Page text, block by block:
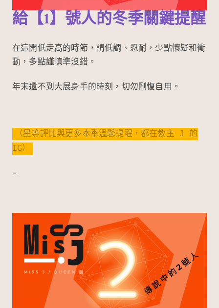
給【1】號人的冬季關鍵提醒
在這開低走高的時節，請低調、忍耐，少點懷疑和衝
動，多點謹慎準沒錯。
年末還不到大展身手的時刻，切勿剛愎自用。
（星等評比與更多本季溫馨提醒，都在教主 J 的
IG）
–